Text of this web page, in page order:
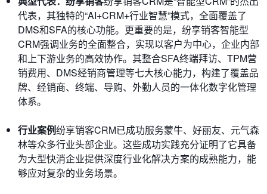
代表，其独特的“AI+CRM+行业智慧”模式，全面覆盖了
DMS和SFA的核心功能。更重要的是，纷享销客智能型
CRM强调业务的全面整合，实现以客户为中心，企业内部
和上下游业务的高效协作。其整合SFA终端拜访、TPM营
销费用、DMS经销商管理等七大核心能力，构建了覆盖品
牌、经销商、终端、导购、外勤人员的一体化数字化管理
体系。
行业案例纷享销客CRM已成功服务蒙牛、好丽友、元气森
林等众多行业头部企业。这些成功实践充分证明了它具备
为大型快消企业提供深度行业化解决方案的成熟能力，能
够应对复杂的业务场景。